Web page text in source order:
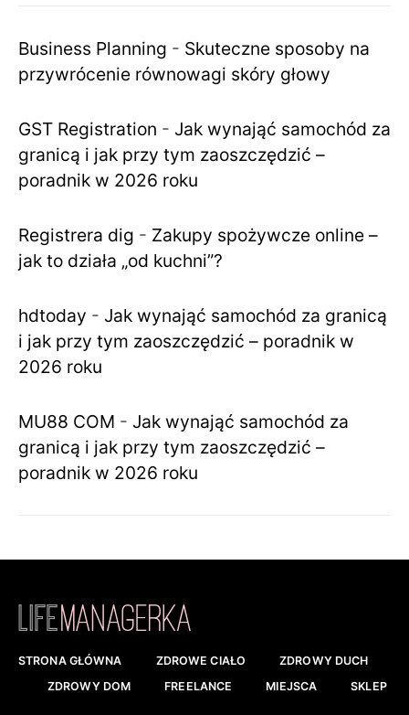
Business Planning - Skuteczne sposoby na
przywrócenie równowagi skóry głowy
GST Registration - Jak wynająć samochód za
granicą i jak przy tym zaoszczędzić –
poradnik w 2026 roku
Registrera dig - Zakupy spożywcze online –
jak to działa „od kuchni”?
hdtoday - Jak wynająć samochód za granicą
i jak przy tym zaoszczędzić – poradnik w
2026 roku
MU88 COM - Jak wynająć samochód za
granicą i jak przy tym zaoszczędzić –
poradnik w 2026 roku
STRONA GŁÓWNA ZDROWE CIAŁO
ZDROWY DUCH
ZDROWY DOM
FREELANCE MIEJSCA SKLEP